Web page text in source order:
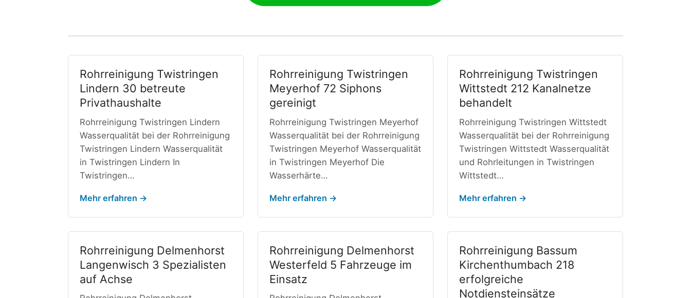
Rohrreinigung Twistringen
Lindern 30 betreute
Privathaushalte
Rohrreinigung Twistringen Lindern
Wasserqualität bei der Rohrreinigung
Twistringen Lindern Wasserqualität
in Twistringen Lindern In
Twistringen…
Mehr erfahren →
Rohrreinigung Twistringen
Meyerhof 72 Siphons
gereinigt
Rohrreinigung Twistringen Meyerhof
Wasserqualität bei der Rohrreinigung
Twistringen Meyerhof Wasserqualität
in Twistringen Meyerhof Die
Wasserhärte…
Mehr erfahren →
Rohrreinigung Twistringen
Wittstedt 212 Kanalnetze
behandelt
Rohrreinigung Twistringen Wittstedt
Wasserqualität bei der Rohrreinigung
Twistringen Wittstedt Wasserqualität
und Rohrleitungen in Twistringen
Wittstedt…
Mehr erfahren →
Rohrreinigung Delmenhorst
Langenwisch 3 Spezialisten
auf Achse
Rohrreinigung Delmenhorst
Westerfeld 5 Fahrzeuge im
Einsatz
Rohrreinigung Bassum
Kirchenthumbach 218
erfolgreiche
Notdiensteinsätze